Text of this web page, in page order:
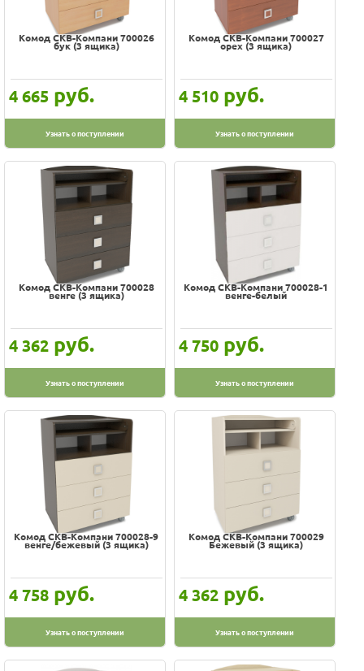
Комод СКВ-Компани 700026
бук (3 ящика)
4 665 руб.
Узнать о поступлении
Комод СКВ-Компани 700027
орех (3 ящика)
4 510 руб.
Узнать о поступлении
Комод СКВ-Компани 700028
венге (3 ящика)
4 362 руб.
Узнать о поступлении
Комод СКВ-Компани 700028-1
венге-белый
4 750 руб.
Узнать о поступлении
Комод СКВ-Компани 700028-9
венге/бежевый (3 ящика)
4 758 руб.
Узнать о поступлении
Комод СКВ-Компани 700029
Бежевый (3 ящика)
4 362 руб.
Узнать о поступлении